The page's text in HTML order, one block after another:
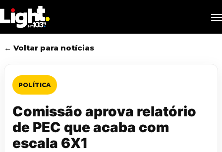
to
main
content
← Voltar para notícias
POLÍTICA
Comissão aprova relatório
de PEC que acaba com
escala 6X1